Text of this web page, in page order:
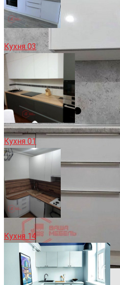
Кухня 03
Кухня 01
Кухня 14